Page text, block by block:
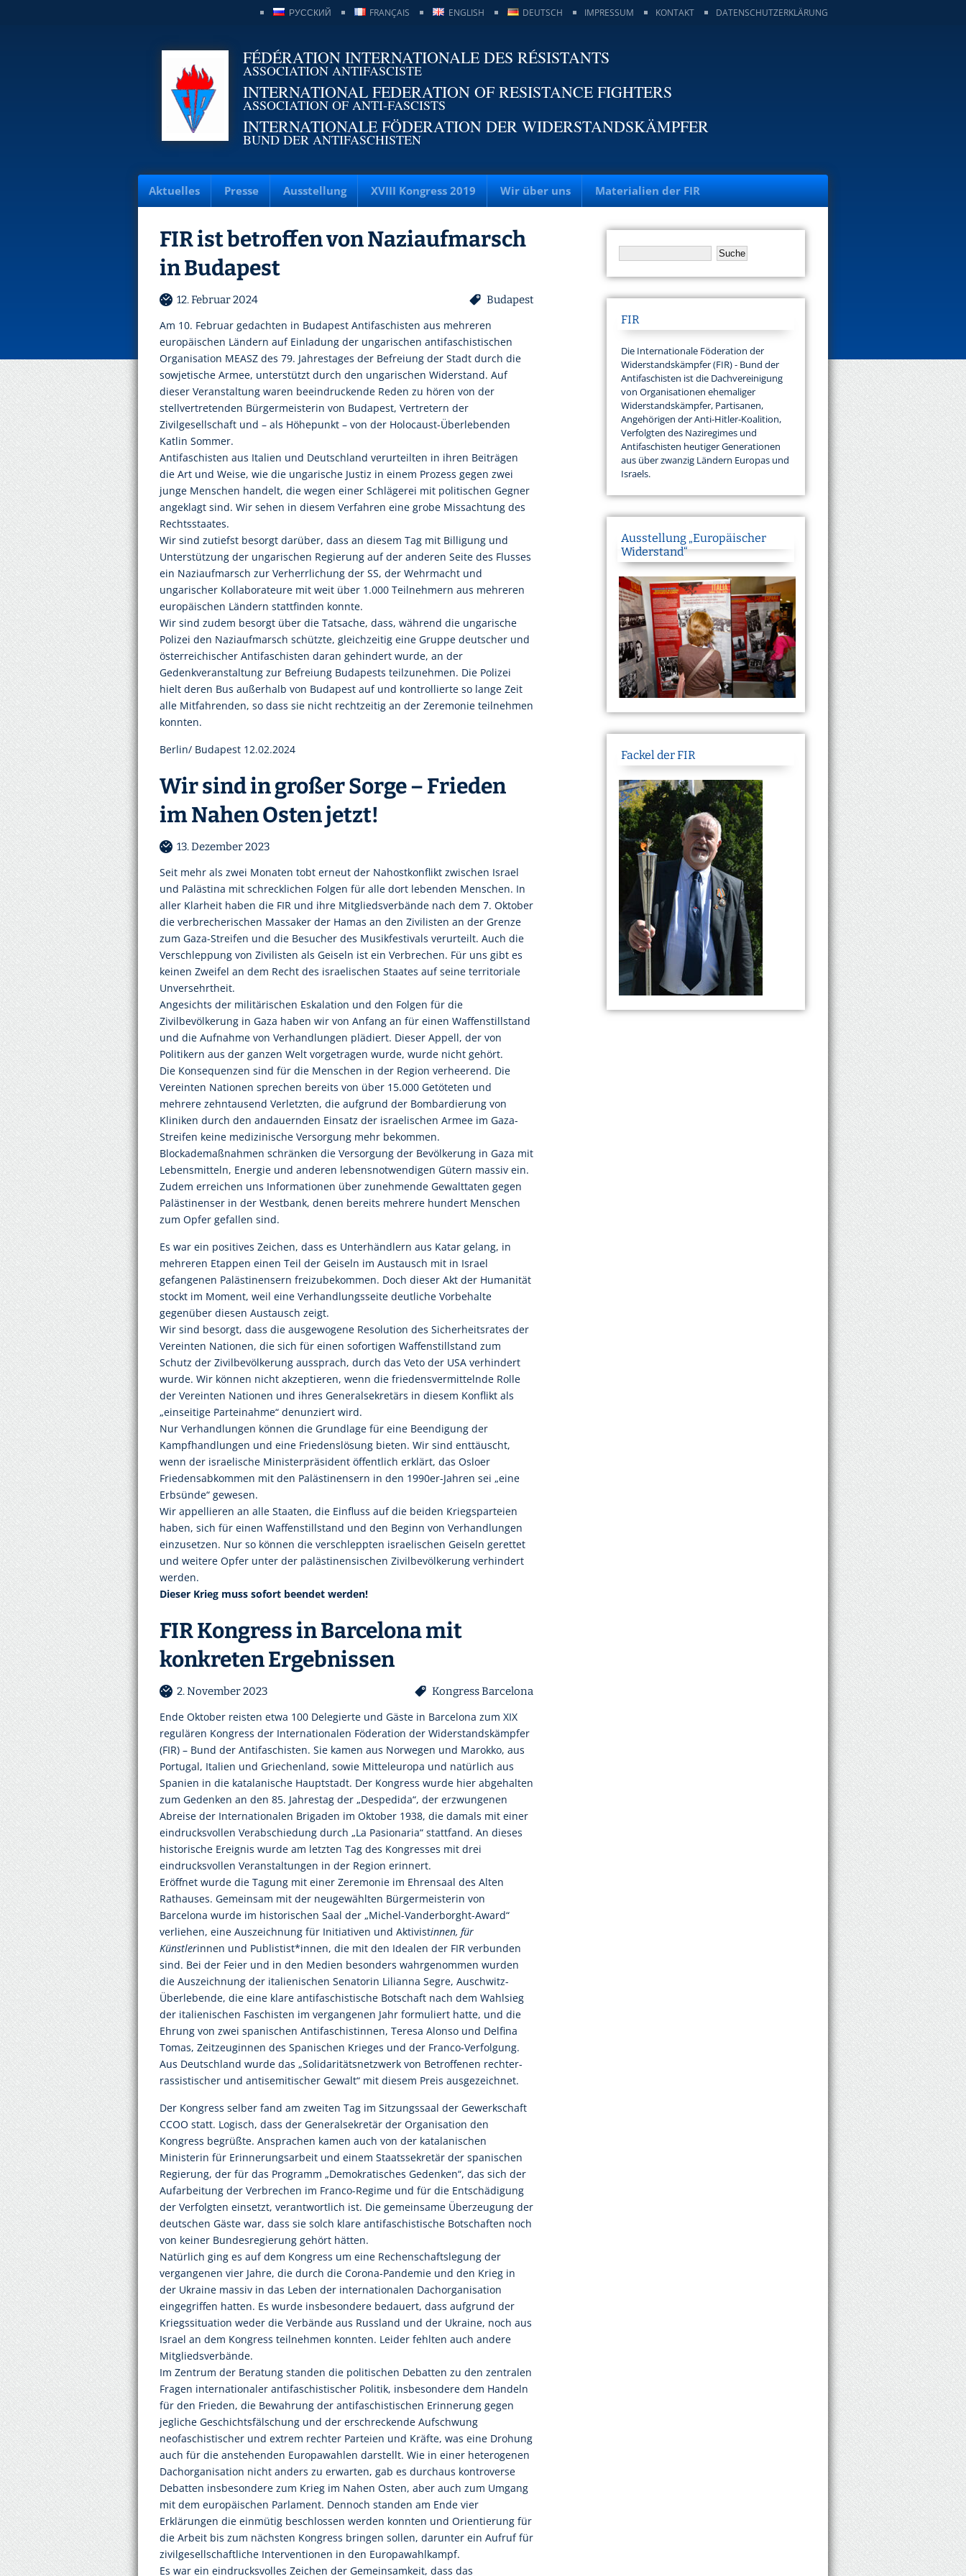
DATENSCHUTZERKLÄRUNG
KONTAKT
IMPRESSUM
DEUTSCH
ENGLISH
FRANÇAIS
РУССКИЙ
FÉDÉRATION INTERNATIONALE DES RÉSISTANTS
ASSOCIATION ANTIFASCISTE
INTERNATIONAL FEDERATION OF RESISTANCE FIGHTERS
ASSOCIATION OF ANTI-FASCISTS
INTERNATIONALE FÖDERATION DER WIDERSTANDSKÄMPFER
BUND DER ANTIFASCHISTEN
Aktuelles Presse Ausstellung XVIII Kongress 2019 Wir über uns Materialien der FIR
FIR ist betroffen von Naziaufmarsch
in Budapest
12. Februar 2024 Budapest
Am 10. Februar gedachten in Budapest Antifaschisten aus mehreren
europäischen Ländern auf Einladung der ungarischen antifaschistischen
Organisation MEASZ des 79. Jahrestages der Befreiung der Stadt durch die
sowjetische Armee, unterstützt durch den ungarischen Widerstand. Auf
dieser Veranstaltung waren beeindruckende Reden zu hören von der
stellvertretenden Bürgermeisterin von Budapest, Vertretern der
Zivilgesellschaft und – als Höhepunkt – von der Holocaust-Überlebenden
Katlin Sommer.
Antifaschisten aus Italien und Deutschland verurteilten in ihren Beiträgen
die Art und Weise, wie die ungarische Justiz in einem Prozess gegen zwei
junge Menschen handelt, die wegen einer Schlägerei mit politischen Gegner
angeklagt sind. Wir sehen in diesem Verfahren eine grobe Missachtung des
Rechtsstaates.
Wir sind zutiefst besorgt darüber, dass an diesem Tag mit Billigung und
Unterstützung der ungarischen Regierung auf der anderen Seite des Flusses
ein Naziaufmarsch zur Verherrlichung der SS, der Wehrmacht und
ungarischer Kollaborateure mit weit über 1.000 Teilnehmern aus mehreren
europäischen Ländern stattfinden konnte.
Wir sind zudem besorgt über die Tatsache, dass, während die ungarische
Polizei den Naziaufmarsch schützte, gleichzeitig eine Gruppe deutscher und
österreichischer Antifaschisten daran gehindert wurde, an der
Gedenkveranstaltung zur Befreiung Budapests teilzunehmen. Die Polizei
hielt deren Bus außerhalb von Budapest auf und kontrollierte so lange Zeit
alle Mitfahrenden, so dass sie nicht rechtzeitig an der Zeremonie teilnehmen
konnten.
Berlin/ Budapest 12.02.2024
Wir sind in großer Sorge – Frieden
im Nahen Osten jetzt!
13. Dezember 2023
Seit mehr als zwei Monaten tobt erneut der Nahostkonflikt zwischen Israel
und Palästina mit schrecklichen Folgen für alle dort lebenden Menschen. In
aller Klarheit haben die FIR und ihre Mitgliedsverbände nach dem 7. Oktober
die verbrecherischen Massaker der Hamas an den Zivilisten an der Grenze
zum Gaza-Streifen und die Besucher des Musikfestivals verurteilt. Auch die
Verschleppung von Zivilisten als Geiseln ist ein Verbrechen. Für uns gibt es
keinen Zweifel an dem Recht des israelischen Staates auf seine territoriale
Unversehrtheit.
Angesichts der militärischen Eskalation und den Folgen für die
Zivilbevölkerung in Gaza haben wir von Anfang an für einen Waffenstillstand
und die Aufnahme von Verhandlungen plädiert. Dieser Appell, der von
Politikern aus der ganzen Welt vorgetragen wurde, wurde nicht gehört.
Die Konsequenzen sind für die Menschen in der Region verheerend. Die
Vereinten Nationen sprechen bereits von über 15.000 Getöteten und
mehrere zehntausend Verletzten, die aufgrund der Bombardierung von
Kliniken durch den andauernden Einsatz der israelischen Armee im Gaza-
Streifen keine medizinische Versorgung mehr bekommen.
Blockademaßnahmen schränken die Versorgung der Bevölkerung in Gaza mit
Lebensmitteln, Energie und anderen lebensnotwendigen Gütern massiv ein.
Zudem erreichen uns Informationen über zunehmende Gewalttaten gegen
Palästinenser in der Westbank, denen bereits mehrere hundert Menschen
zum Opfer gefallen sind.
Es war ein positives Zeichen, dass es Unterhändlern aus Katar gelang, in
mehreren Etappen einen Teil der Geiseln im Austausch mit in Israel
gefangenen Palästinensern freizubekommen. Doch dieser Akt der Humanität
stockt im Moment, weil eine Verhandlungsseite deutliche Vorbehalte
gegenüber diesen Austausch zeigt.
Wir sind besorgt, dass die ausgewogene Resolution des Sicherheitsrates der
Vereinten Nationen, die sich für einen sofortigen Waffenstillstand zum
Schutz der Zivilbevölkerung aussprach, durch das Veto der USA verhindert
wurde. Wir können nicht akzeptieren, wenn die friedensvermittelnde Rolle
der Vereinten Nationen und ihres Generalsekretärs in diesem Konflikt als
„einseitige Parteinahme“ denunziert wird.
Nur Verhandlungen können die Grundlage für eine Beendigung der
Kampfhandlungen und eine Friedenslösung bieten. Wir sind enttäuscht,
wenn der israelische Ministerpräsident öffentlich erklärt, das Osloer
Friedensabkommen mit den Palästinensern in den 1990er-Jahren sei „eine
Erbsünde“ gewesen.
Wir appellieren an alle Staaten, die Einfluss auf die beiden Kriegsparteien
haben, sich für einen Waffenstillstand und den Beginn von Verhandlungen
einzusetzen. Nur so können die verschleppten israelischen Geiseln gerettet
und weitere Opfer unter der palästinensischen Zivilbevölkerung verhindert
werden.
Dieser Krieg muss sofort beendet werden!
FIR Kongress in Barcelona mit
konkreten Ergebnissen
2. November 2023 Kongress Barcelona
Ende Oktober reisten etwa 100 Delegierte und Gäste in Barcelona zum XIX
regulären Kongress der Internationalen Föderation der Widerstandskämpfer
(FIR) – Bund der Antifaschisten. Sie kamen aus Norwegen und Marokko, aus
Portugal, Italien und Griechenland, sowie Mitteleuropa und natürlich aus
Spanien in die katalanische Hauptstadt. Der Kongress wurde hier abgehalten
zum Gedenken an den 85. Jahrestag der „Despedida“, der erzwungenen
Abreise der Internationalen Brigaden im Oktober 1938, die damals mit einer
eindrucksvollen Verabschiedung durch „La Pasionaria“ stattfand. An dieses
historische Ereignis wurde am letzten Tag des Kongresses mit drei
eindrucksvollen Veranstaltungen in der Region erinnert.
Eröffnet wurde die Tagung mit einer Zeremonie im Ehrensaal des Alten
Rathauses. Gemeinsam mit der neugewählten Bürgermeisterin von
Barcelona wurde im historischen Saal der „Michel-Vanderborght-Award“
verliehen, eine Auszeichnung für Initiativen und Aktivistinnen, für
Künstlerinnen und Publistist*innen, die mit den Idealen der FIR verbunden
sind. Bei der Feier und in den Medien besonders wahrgenommen wurden
die Auszeichnung der italienischen Senatorin Lilianna Segre, Auschwitz-
Überlebende, die eine klare antifaschistische Botschaft nach dem Wahlsieg
der italienischen Faschisten im vergangenen Jahr formuliert hatte, und die
Ehrung von zwei spanischen Antifaschistinnen, Teresa Alonso und Delfina
Tomas, Zeitzeuginnen des Spanischen Krieges und der Franco-Verfolgung.
Aus Deutschland wurde das „Solidaritätsnetzwerk von Betroffenen rechter-
rassistischer und antisemitischer Gewalt“ mit diesem Preis ausgezeichnet.
Der Kongress selber fand am zweiten Tag im Sitzungssaal der Gewerkschaft
CCOO statt. Logisch, dass der Generalsekretär der Organisation den
Kongress begrüßte. Ansprachen kamen auch von der katalanischen
Ministerin für Erinnerungsarbeit und einem Staatssekretär der spanischen
Regierung, der für das Programm „Demokratisches Gedenken“, das sich der
Aufarbeitung der Verbrechen im Franco-Regime und für die Entschädigung
der Verfolgten einsetzt, verantwortlich ist. Die gemeinsame Überzeugung der
deutschen Gäste war, dass sie solch klare antifaschistische Botschaften noch
von keiner Bundesregierung gehört hätten.
Natürlich ging es auf dem Kongress um eine Rechenschaftslegung der
vergangenen vier Jahre, die durch die Corona-Pandemie und den Krieg in
der Ukraine massiv in das Leben der internationalen Dachorganisation
eingegriffen hatten. Es wurde insbesondere bedauert, dass aufgrund der
Kriegssituation weder die Verbände aus Russland und der Ukraine, noch aus
Israel an dem Kongress teilnehmen konnten. Leider fehlten auch andere
Mitgliedsverbände.
Im Zentrum der Beratung standen die politischen Debatten zu den zentralen
Fragen internationaler antifaschistischer Politik, insbesondere dem Handeln
für den Frieden, die Bewahrung der antifaschistischen Erinnerung gegen
jegliche Geschichtsfälschung und der erschreckende Aufschwung
neofaschistischer und extrem rechter Parteien und Kräfte, was eine Drohung
auch für die anstehenden Europawahlen darstellt. Wie in einer heterogenen
Dachorganisation nicht anders zu erwarten, gab es durchaus kontroverse
Debatten insbesondere zum Krieg im Nahen Osten, aber auch zum Umgang
mit dem europäischen Parlament. Dennoch standen am Ende vier
Erklärungen die einmütig beschlossen werden konnten und Orientierung für
die Arbeit bis zum nächsten Kongress bringen sollen, darunter ein Aufruf für
zivilgesellschaftliche Interventionen in den Europawahlkampf.
Es war ein eindrucksvolles Zeichen der Gemeinsamkeit, dass das
FIR
Die Internationale Föderation der
Widerstandskämpfer (FIR) - Bund der
Antifaschisten ist die Dachvereinigung
von Organisationen ehemaliger
Widerstandskämpfer, Partisanen,
Angehörigen der Anti-Hitler-Koalition,
Verfolgten des Naziregimes und
Antifaschisten heutiger Generationen
aus über zwanzig Ländern Europas und
Israels.
Ausstellung „Europäischer
Widerstand“
Fackel der FIR